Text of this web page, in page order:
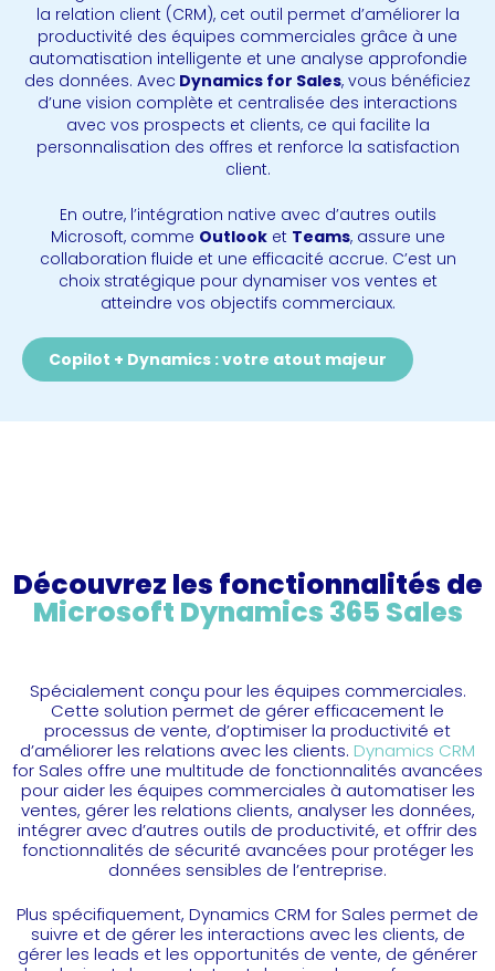
la relation client (CRM), cet outil permet d’améliorer la
productivité des équipes commerciales grâce à une
automatisation intelligente et une analyse approfondie
des données. Avec Dynamics for Sales, vous bénéficiez
d’une vision complète et centralisée des interactions
avec vos prospects et clients, ce qui facilite la
personnalisation des offres et renforce la satisfaction
client.
En outre, l’intégration native avec d’autres outils
Microsoft, comme Outlooket Teams, assure une
collaboration fluide et une efficacité accrue. C’est un
choix stratégique pour dynamiser vos ventes et
atteindre vos objectifs commerciaux.
Copilot + Dynamics : votre atout majeur
Découvrez les fonctionnalités de
Microsoft Dynamics 365 Sales
Spécialement conçu pour les équipes commerciales.
Cette solution permet de gérer efficacement le
processus de vente, d’optimiser la productivité et
d’améliorer les relations avec les clients. Dynamics CRM
for Sales offre une multitude de fonctionnalités avancées
pour aider les équipes commerciales à automatiser les
ventes, gérer les relations clients, analyser les données,
intégrer avec d’autres outils de productivité, et offrir des
fonctionnalités de sécurité avancées pour protéger les
données sensibles de l’entreprise.
Plus spécifiquement, Dynamics CRM for Sales permet de
suivre et de gérer les interactions avec les clients, de
gérer les leads et les opportunités de vente, de générer